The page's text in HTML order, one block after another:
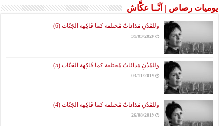
يوميات رصاص | آنَّــا عكَّاش
وللمُدُنِ مَذاقاتٌ مُختلفة كما فَاكِهة الجَنّات (6)
31/03/2020
وللمُدُنِ مَذاقاتٌ مُختلفة كما فَاكِهة الجَنّات (5)
03/11/2019
وللمُدُنِ مَذاقاتٌ مُختلفة كما فَاكِهة الجَنّات (4)
26/08/2019